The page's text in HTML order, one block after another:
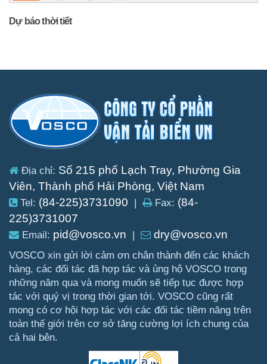
Dự báo thời tiết
Địa chỉ: Số 215 phố Lạch Tray, Phường Gia
Viên, Thành phố Hải Phòng, Việt Nam
Tel: (84-225)3731090 | Fax: (84-
225)3731007
Email: pid@vosco.vn | dry@vosco.vn
VOSCO xin gửi lời cảm ơn chân thành đến các khách
hàng, các đối tác đã hợp tác và ủng hộ VOSCO trong
những năm qua và mong muốn sẽ tiếp tục được hợp
tác với quý vị trong thời gian tới. VOSCO cũng rất
mong có cơ hội hợp tác với các đối tác tiềm năng trên
toàn thế giới trên cơ sở tăng cường lợi ích chung của
cả hai bên.